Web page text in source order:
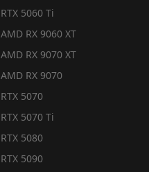
RTX 5060 Ti
AMD RX 9060 XT
AMD RX 9070 XT
AMD RX 9070
RTX 5070
RTX 5070 Ti
RTX 5080
RTX 5090